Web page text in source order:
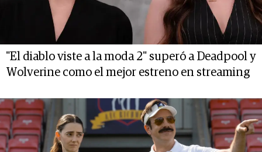
"El diablo viste a la moda 2" superó a Deadpool y
Wolverine como el mejor estreno en streaming